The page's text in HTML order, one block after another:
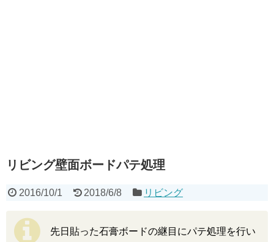
リビング壁面ボードパテ処理
2016/10/1 2018/6/8 リビング
先日貼った石膏ボードの継目にパテ処理を行い